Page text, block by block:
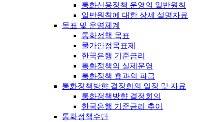
통화신용정책 운영의 일반원칙
일반원칙에 대한 상세 설명자료
목표 및 운영체계
통화정책 목표
물가안정목표제
한국은행 기준금리
통화정책의 실제운영
통화정책 효과의 파급
통화정책방향 결정회의 일정 및 자료
통화정책방향 결정회의
한국은행 기준금리 추이
통화정책수단